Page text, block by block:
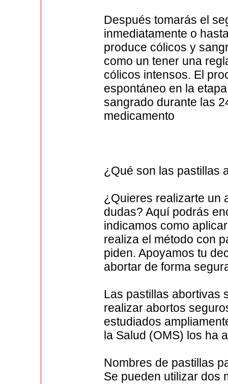
Después tomarás el
inmediatamente o
produce cólicos y
como un tener una
cólicos intensos. El
espontáneo en la
sangrado durante las
medicamento
¿Qué son las pastillas
¿Quieres realizarte un
dudas? Aquí podrás
indicamos como
realiza el método con
piden. Apoyamos tu
abortar de forma
Las pastillas abortivas
realizar abortos
estudiados
la Salud (OMS) los ha
Nombres de pastillas
Se pueden utilizar dos